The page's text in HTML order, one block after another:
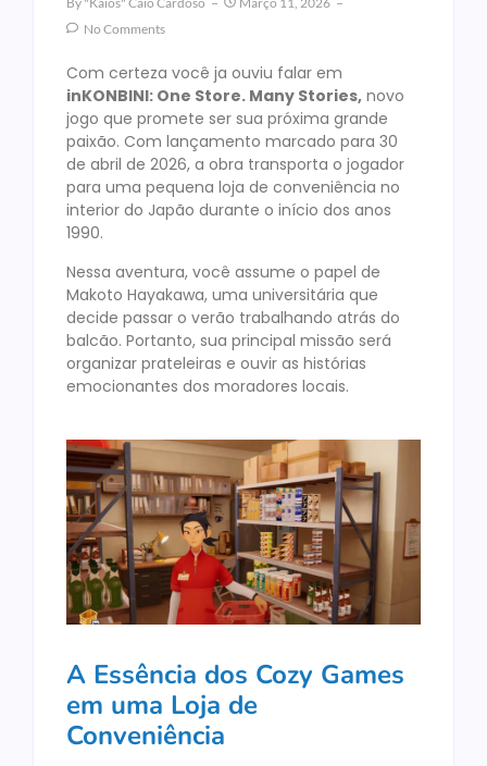
No Comments
Com certeza você ja ouviu falar em
inKONBINI: One Store. Many Stories, novo
jogo que promete ser sua próxima grande
paixão. Com lançamento marcado para 30
de abril de 2026, a obra transporta o jogador
para uma pequena loja de conveniência no
interior do Japão durante o início dos anos
1990.
Nessa aventura, você assume o papel de
Makoto Hayakawa, uma universitária que
decide passar o verão trabalhando atrás do
balcão. Portanto, sua principal missão será
organizar prateleiras e ouvir as histórias
emocionantes dos moradores locais.
A Essência dos Cozy Games
em uma Loja de
Conveniência